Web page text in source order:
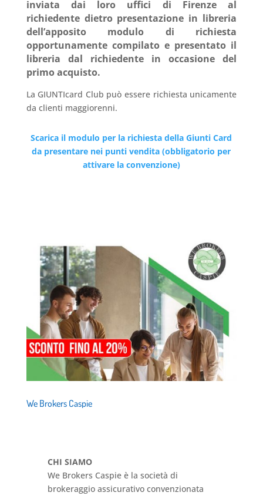
inviata dai loro uffici di Firenze al
richiedente dietro presentazione in libreria
dell’apposito modulo di richiesta
opportunamente compilato e presentato il
libreria dal richiedente in occasione del
primo acquisto.
La GIUNTIcard Club può essere richiesta unicamente
da clienti maggiorenni.
Scarica il modulo per la richiesta della Giunti Card
da presentare nei punti vendita (obbligatorio per
attivare la convenzione)
We Brokers Caspie
CHI SIAMO
We Brokers Caspie è la società di
brokeraggio assicurativo convenzionata